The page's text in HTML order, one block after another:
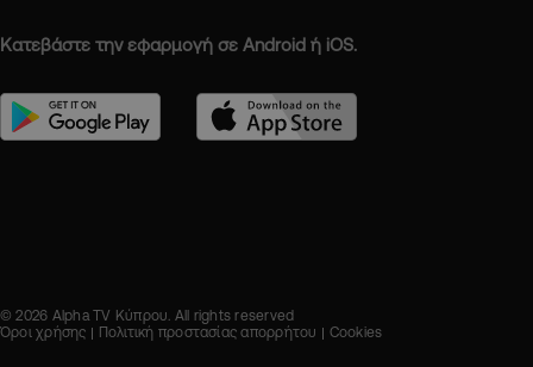
Κατεβάστε την εφαρμογή σε Android ή iOS.
© 2026 Alpha TV Κύπρου. All rights reserved
Όροι χρήσης
Πολιτική προστασίας απορρήτου Cookies